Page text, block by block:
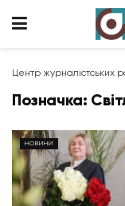
Центр журналістських
Позначка:
НОВИНИ